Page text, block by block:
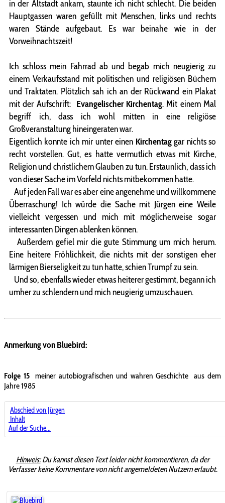
in der Altstadt ankam, staunte ich nicht schlecht. Die beiden
Hauptgassen waren gefüllt mit Menschen, links und rechts
waren Stände aufgebaut. Es war beinahe wie in der
Vorweihnachtszeit!
Ich schloss mein Fahrrad ab und begab mich neugierig zu
einem Verkaufsstand mit politischen und religiösen Büchern
und Traktaten. Plötzlich sah ich an der Rückwand ein Plakat
mit der Aufschrift: Evangelischer Kirchentag. Mit einem Mal
begriff ich, dass ich wohl mitten in eine religiöse
Großveranstaltung hineingeraten war.
Eigentlich konnte ich mir unter einen Kirchentaggar nichts so
recht vorstellen. Gut, es hatte vermutlich etwas mit Kirche,
Religion und christlichem Glauben zu tun. Erstaunlich, dass ich
von dieser Sache im Vorfeld nichts mitbekommen hatte.
Auf jeden Fall war es aber eine angenehme und willkommene
Überraschung! Ich würde die Sache mit Jürgen eine Weile
vielleicht vergessen und mich mit möglicherweise sogar
interessanten Dingen ablenken können.
Außerdem gefiel mir die gute Stimmung um mich herum.
Eine heitere Fröhlichkeit, die nichts mit der sonstigen eher
lärmigen Bierseligkeit zu tun hatte, schien Trumpf zu sein.
Und so, ebenfalls wieder etwas heiterer gestimmt, begann ich
umher zu schlendern und mich neugierig umzuschauen.
Anmerkung von Bluebird:
Folge 15meiner autobiografischen und wahren Geschichte aus dem
Jahre 1985
Abschied von Jürgen
Inhalt
Auf der Suche...
Hinweis:Du kannst diesen Text leider nicht kommentieren, da der
Verfasser keine Kommentare von nicht angemeldeten Nutzern erlaubt.